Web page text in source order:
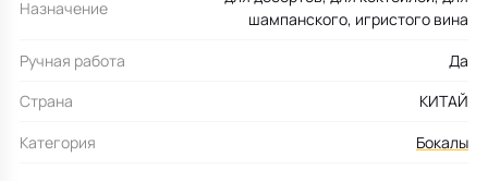
Назначение
шампанского, игристого вина
Ручная работа
Да
Страна
КИТАЙ
Категория
Бокалы